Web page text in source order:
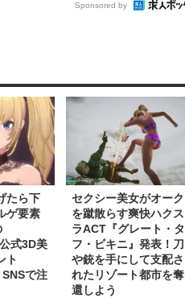
Sponsored by
たら下
ゲ要素
式3D美
ト
SNSで注
セクシー美女がオーク
を蹴散らす爽快ハクス
ラACT『グレート・タ
フ・ビキニ』発表！刀
や銃を手にして支配さ
れたリゾート都市を奪
還しよう